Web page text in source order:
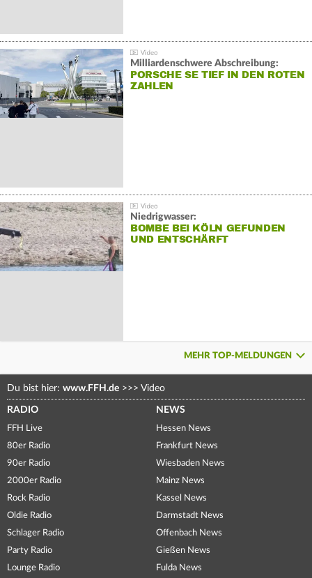
Milliardenschwere Abschreibung:
PORSCHE SE TIEF IN DEN ROTEN
ZAHLEN
Niedrigwasser:
BOMBE BEI KÖLN GEFUNDEN
UND ENTSCHÄRFT
MEHR TOP-MELDUNGEN
Du bist hier: www.FFH.de >>> Video
RADIO
FFH Live
80er Radio
90er Radio
2000er Radio
Rock Radio
Oldie Radio
Schlager Radio
Party Radio
Lounge Radio
NEWS
Hessen News
Frankfurt News
Wiesbaden News
Mainz News
Kassel News
Darmstadt News
Offenbach News
Gießen News
Fulda News